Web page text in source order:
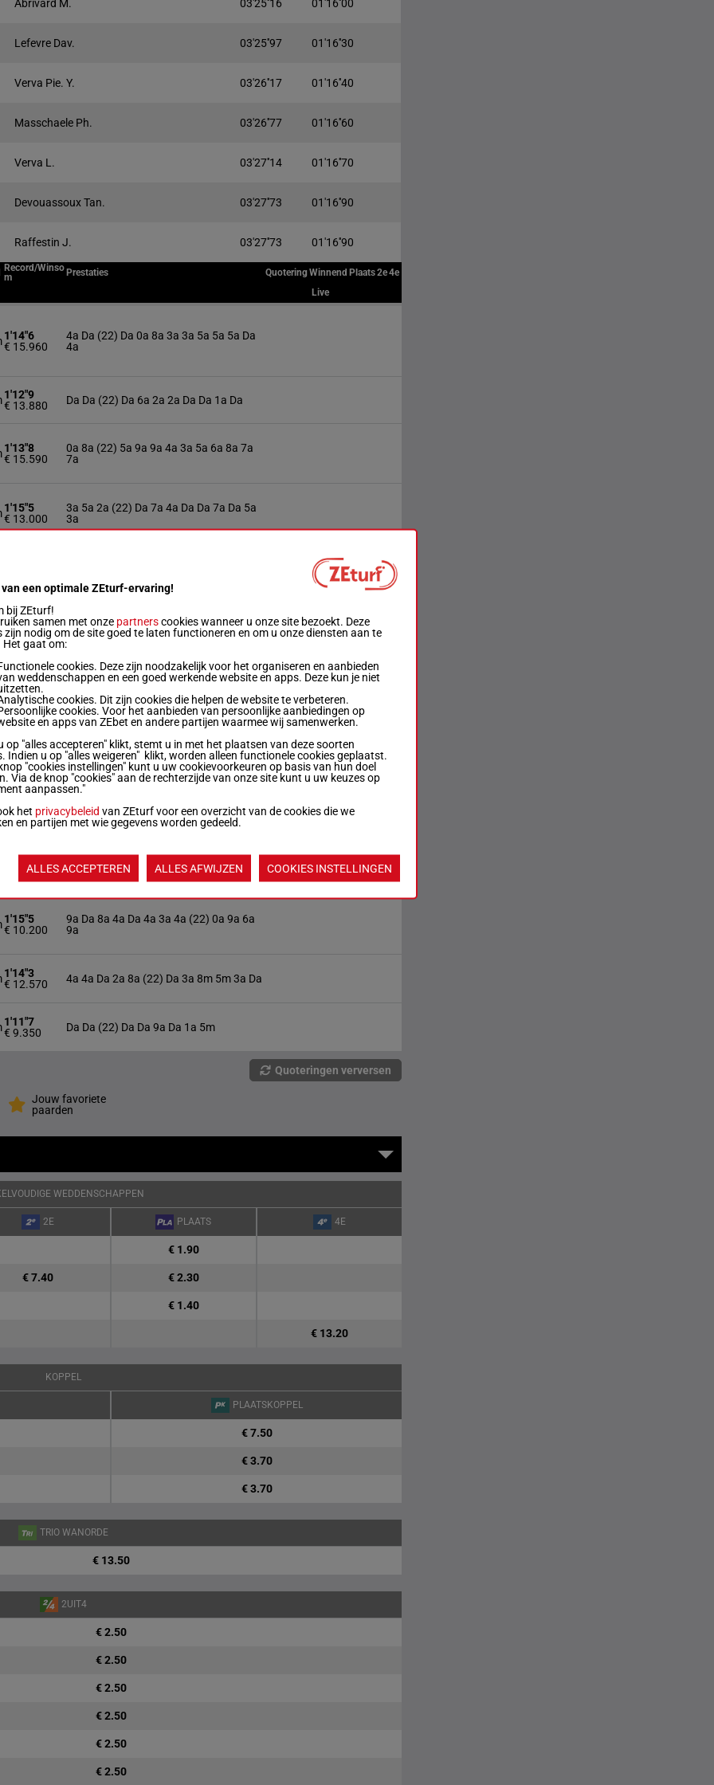
Abrivard M. 03'25''16 01'16''00
Lefevre Dav. 03'25''97 01'16''30
Verva Pie. Y. 03'26''17 01'16''40
Masschaele Ph. 03'26''77 01'16''60
Verva L. 03'27''14 01'16''70
Devouassoux Tan. 03'27''73 01'16''90
Raffestin J. 03'27''73 01'16''90
Record/Winso
m
Prestaties QuoteringWinnend Plaats2e4e
Live
1'14"6
€ 15.960
4a Da (22) Da 0a 8a 3a 3a 5a 5a 5a Da
4a
1'12"9
€ 13.880
Da Da (22) Da 6a 2a 2a Da Da 1a Da
1'13"8
€ 15.590
0a 8a (22) 5a 9a 9a 4a 3a 5a 6a 8a 7a
7a
1'15"5
€ 13.000
3a 5a 2a (22) Da 7a 4a Da Da 7a Da 5a
3a
1'11"8
€ 14.190
9a
1'15"9
€ 14.180
Da 6a Da Da (22) 0a 2a Da 2a 2a 4a Da
1'13"7
€ 14.480
(22) Da 0a 4a 0a 2a 3a 4a 5a 3a 4a
1'11"8
€ 7.230
7a (22) Da Da 4a 1a Da
1'17"1
€ 13.000
Da Dm 0a (22) 7m 8a Da 8m 6m 4m 4m
4m 5m
1'14"8
€ 10.721
1a 1a 2a 2a (22) 4a Da 2a 1a 2a Da 7a
1'15"5
€ 10.200
9a Da 8a 4a Da 4a 3a 4a (22) 0a 9a 6a
9a
1'14"3
€ 12.570
4a 4a Da 2a 8a (22) Da 3a 8m 5m 3a Da
1'11"7
€ 9.350
Da Da (22) Da Da 9a Da 1a 5m
Quoteringen verversen
Jouw favoriete
paarden
WEDDENSCHAPPEN
2E PLAATS 4E
€ 1.90
€ 7.40 € 2.30
€ 1.40
€ 13.20
KOPPEL
PLAATSKOPPEL
€ 7.50
€ 3.70
€ 3.70
TRIO WANORDE
€ 13.50
2UIT4
€ 2.50
€ 2.50
€ 2.50
€ 2.50
€ 2.50
€ 2.50
een optimale ZEturf-ervaring!
bij ZEturf!
samen met onze partnerscookies wanneer u onze site bezoekt. Deze
zijn nodig om de site goed te laten functioneren en om u onze diensten aan te
Het gaat om:
cookies. Deze zijn noodzakelijk voor het organiseren en aanbieden
weddenschappen en een goed werkende website en apps. Deze kun je niet
cookies. Dit zijn cookies die helpen de website te verbeteren.
cookies. Voor het aanbieden van persoonlijke aanbiedingen op
en apps van ZEbet en andere partijen waarmee wij samenwerken.
op "alles accepteren" klikt, stemt u in met het plaatsen van deze soorten
Indien u op "alles weigeren" klikt, worden alleen functionele cookies geplaatst.
"cookies instellingen" kunt u uw cookievoorkeuren op basis van hun doel
Via de knop "cookies" aan de rechterzijde van onze site kunt u uw keuzes op
aanpassen."
het privacybeleid van ZEturf voor een overzicht van de cookies die we
en partijen met wie gegevens worden gedeeld.
ALLES ACCEPTEREN ALLES AFWIJZEN COOKIES INSTELLINGEN